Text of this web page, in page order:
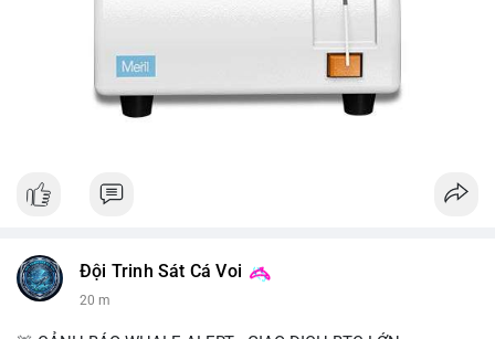
Đội Trinh Sát Cá Voi
20 m